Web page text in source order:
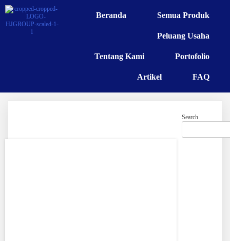
Beranda Semua Produk
Peluang Usaha
Tentang Kami Portofolio
Artikel FAQ
Search